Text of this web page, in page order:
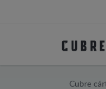
Cubre